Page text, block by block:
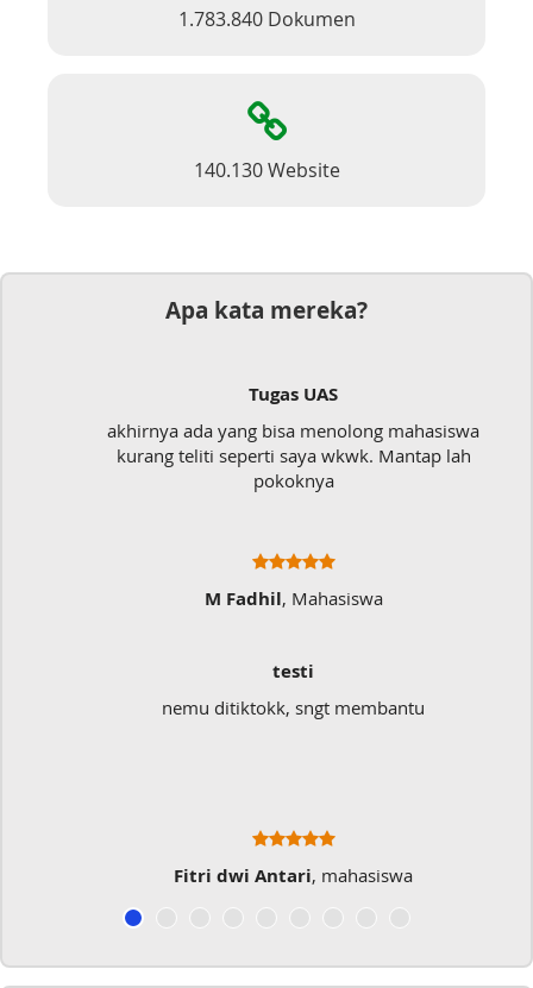
1.783.840 Dokumen
140.130 Website
Apa kata mereka?
Tugas UAS
akhirnya ada yang bisa menolong mahasiswa
kurang teliti seperti saya wkwk. Mantap lah
pokoknya
M Fadhil, Mahasiswa
testi
nemu ditiktokk, sngt membantu
Fitri dwi Antari, mahasiswa